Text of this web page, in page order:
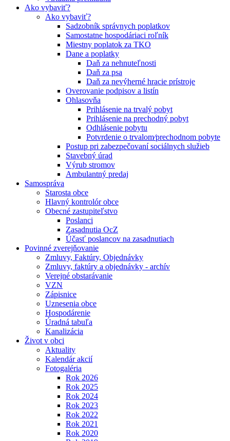
Ako vybaviť?
Ako vybaviť?
Sadzobník správnych poplatkov
Samostatne hospodáriaci roľník
Miestny poplatok za TKO
Dane a poplatky
Daň za nehnuteľnosti
Daň za psa
Daň za nevýherné hracie prístroje
Overovanie podpisov a listín
Ohlasovňa
Prihlásenie na trvalý pobyt
Prihlásenie na prechodný pobyt
Odhlásenie pobytu
Potvrdenie o trvalom⁄prechodnom pobyte
Postup pri zabezpečovaní sociálnych služieb
Stavebný úrad
Výrub stromov
Ambulantný predaj
Samospráva
Starosta obce
Hlavný kontrolór obce
Obecné zastupiteľstvo
Poslanci
Zasadnutia OcZ
Účasť poslancov na zasadnutiach
Povinné zverejňovanie
Zmluvy, Faktúry, Objednávky
Zmluvy, faktúry a objednávky - archív
Verejné obstarávanie
VZN
Zápisnice
Uznesenia obce
Hospodárenie
Úradná tabuľa
Kanalizácia
Život v obci
Aktuality
Kalendár akcií
Fotogaléria
Rok 2026
Rok 2025
Rok 2024
Rok 2023
Rok 2022
Rok 2021
Rok 2020